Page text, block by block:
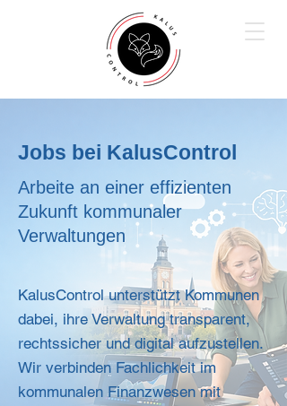
Jobs bei KalusControl
Arbeite an einer effizienten
Zukunft kommunaler
Verwaltungen
KalusControl unterstützt Kommunen
dabei, ihre Verwaltung transparent,
rechtssicher und digital aufzustellen.
Wir verbinden Fachlichkeit im
kommunalen Finanzwesen mit